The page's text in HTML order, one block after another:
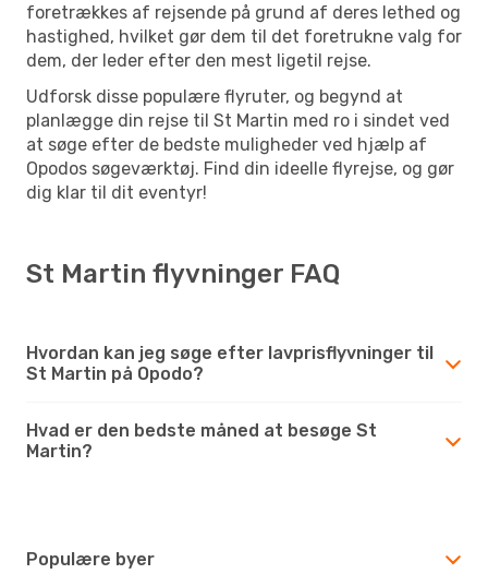
foretrækkes af rejsende på grund af deres lethed og
hastighed, hvilket gør dem til det foretrukne valg for
dem, der leder efter den mest ligetil rejse.
Udforsk disse populære flyruter, og begynd at
planlægge din rejse til St Martin med ro i sindet ved
at søge efter de bedste muligheder ved hjælp af
Opodos søgeværktøj. Find din ideelle flyrejse, og gør
dig klar til dit eventyr!
St Martin flyvninger FAQ
Hvordan kan jeg søge efter lavprisflyvninger til
St Martin på Opodo?
Hvad er den bedste måned at besøge St
Martin?
Populære byer